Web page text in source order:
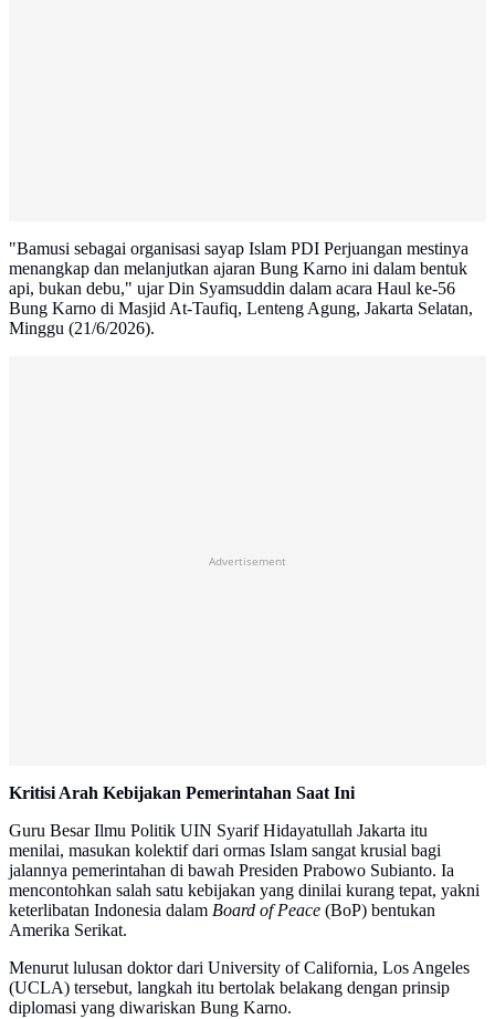
"Bamusi sebagai organisasi sayap Islam PDI Perjuangan mestinya
menangkap dan melanjutkan ajaran Bung Karno ini dalam bentuk
api, bukan debu," ujar Din Syamsuddin dalam acara Haul ke-56
Bung Karno di Masjid At-Taufiq, Lenteng Agung, Jakarta Selatan,
Minggu (21/6/2026).
Advertisement
Kritisi Arah Kebijakan Pemerintahan Saat Ini
Guru Besar Ilmu Politik UIN Syarif Hidayatullah Jakarta itu
menilai, masukan kolektif dari ormas Islam sangat krusial bagi
jalannya pemerintahan di bawah Presiden Prabowo Subianto. Ia
mencontohkan salah satu kebijakan yang dinilai kurang tepat, yakni
keterlibatan Indonesia dalam Board of Peace (BoP) bentukan
Amerika Serikat.
Menurut lulusan doktor dari University of California, Los Angeles
(UCLA) tersebut, langkah itu bertolak belakang dengan prinsip
diplomasi yang diwariskan Bung Karno.